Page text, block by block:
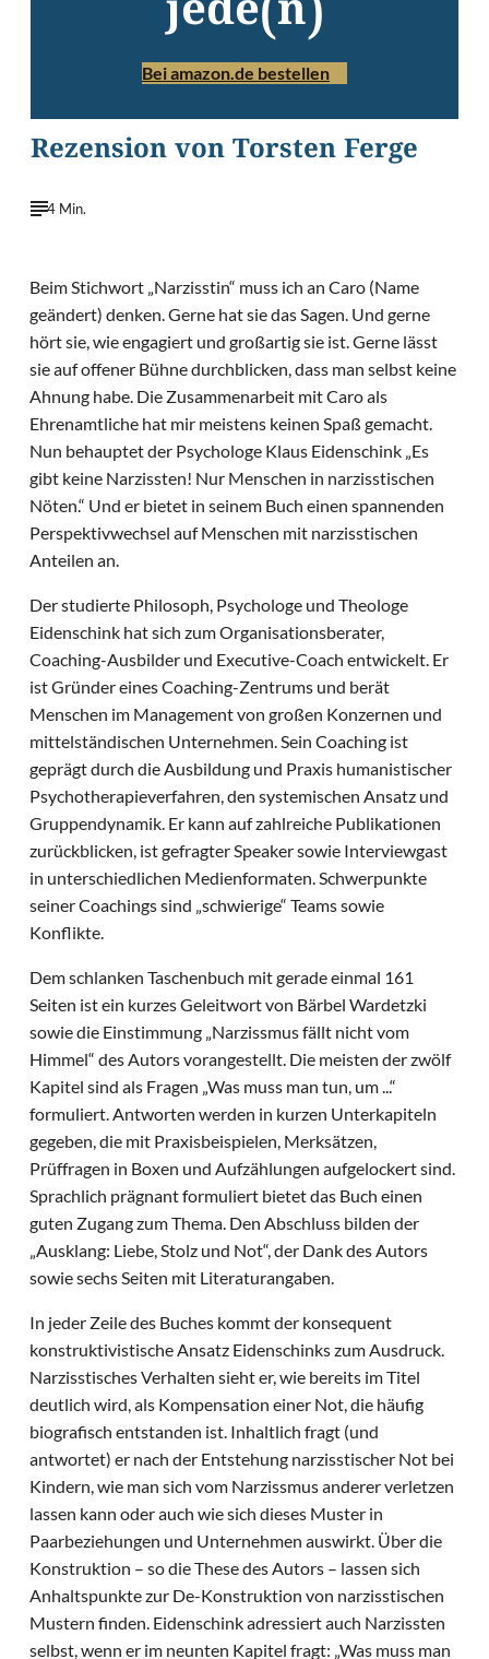
jede(n)
Bei amazon.de bestellen
Rezension von Torsten Ferge
4 Min.
Beim Stichwort „Narzisstin“ muss ich an Caro (Name
geändert) denken. Gerne hat sie das Sagen. Und gerne
hört sie, wie engagiert und großartig sie ist. Gerne lässt
sie auf offener Bühne durchblicken, dass man selbst keine
Ahnung habe. Die Zusammenarbeit mit Caro als
Ehrenamtliche hat mir meistens keinen Spaß gemacht.
Nun behauptet der Psychologe Klaus Eidenschink „Es
gibt keine Narzissten! Nur Menschen in narzisstischen
Nöten.“ Und er bietet in seinem Buch einen spannenden
Perspektivwechsel auf Menschen mit narzisstischen
Anteilen an.
Der studierte Philosoph, Psychologe und Theologe
Eidenschink hat sich zum Organisationsberater,
Coaching-Ausbilder und Executive-Coach entwickelt. Er
ist Gründer eines Coaching-Zentrums und berät
Menschen im Management von großen Konzernen und
mittelständischen Unternehmen. Sein Coaching ist
geprägt durch die Ausbildung und Praxis humanistischer
Psychotherapieverfahren, den systemischen Ansatz und
Gruppendynamik. Er kann auf zahlreiche Publikationen
zurückblicken, ist gefragter Speaker sowie Interviewgast
in unterschiedlichen Medienformaten. Schwerpunkte
seiner Coachings sind „schwierige“ Teams sowie
Konflikte.
Dem schlanken Taschenbuch mit gerade einmal 161
Seiten ist ein kurzes Geleitwort von Bärbel Wardetzki
sowie die Einstimmung „Narzissmus fällt nicht vom
Himmel“ des Autors vorangestellt. Die meisten der zwölf
Kapitel sind als Fragen „Was muss man tun, um ...“
formuliert. Antworten werden in kurzen Unterkapiteln
gegeben, die mit Praxisbeispielen, Merksätzen,
Prüffragen in Boxen und Aufzählungen aufgelockert sind.
Sprachlich prägnant formuliert bietet das Buch einen
guten Zugang zum Thema. Den Abschluss bilden der
„Ausklang: Liebe, Stolz und Not“, der Dank des Autors
sowie sechs Seiten mit Literaturangaben.
In jeder Zeile des Buches kommt der konsequent
konstruktivistische Ansatz Eidenschinks zum Ausdruck.
Narzisstisches Verhalten sieht er, wie bereits im Titel
deutlich wird, als Kompensation einer Not, die häufig
biografisch entstanden ist. Inhaltlich fragt (und
antwortet) er nach der Entstehung narzisstischer Not bei
Kindern, wie man sich vom Narzissmus anderer verletzen
lassen kann oder auch wie sich dieses Muster in
Paarbeziehungen und Unternehmen auswirkt. Über die
Konstruktion – so die These des Autors – lassen sich
Anhaltspunkte zur De-Konstruktion von narzisstischen
Mustern finden. Eidenschink adressiert auch Narzissten
selbst, wenn er im neunten Kapitel fragt: „Was muss man